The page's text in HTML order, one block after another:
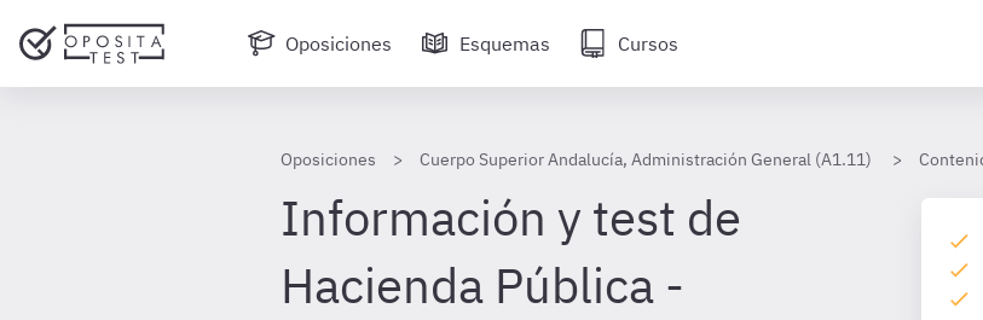
Oposiciones Esquemas Cursos
Oposiciones Cuerpo Superior Andalucía, Administración General (A1.11)
Información y test de
Hacienda Pública -